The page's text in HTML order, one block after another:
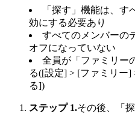
「探す」機能は、
効にする必要あり
すべてのメンバーの
オフになっていない
全員が「ファミリー
る([設定] > [ファミリー
る])
ステップ 1.その後、「